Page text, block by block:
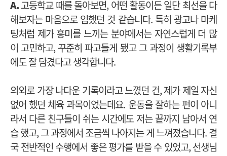
A. 고등학교 때를 돌아보면, 어떤 활동이든 일단 최선을 다
해보자는 마음으로 임했던 것 같습니다. 특히 광고나 마케
팅처럼 제가 흥미를 느끼는 분야에서는 자연스럽게 더 많
이 고민하고, 꾸준히 파고들게 됐고 그 과정이 생활기록부
에도 잘 담겼다고 생각합니다.
의외로 가장 나다운 기록이라고 느꼈던 건, 제가 제일 자신
없어 했던 체육 과목이었는데요. 운동을 잘하는 편이 아니
라서 다른 친구들이 쉬는 시간에도 저는 끝까지 남아서 연
습 했고, 그 과정에서 조금씩 나아지는 게 느껴졌습니다. 결
국 전반적인 수행에서 좋은 평가를 받을 수 있었고, 선생님